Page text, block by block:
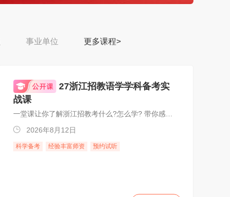
事业单位 更多课程>
27浙江招教语学学科备考实
战课
2026年8月12日
科学备考 经验丰富师资 预约试听